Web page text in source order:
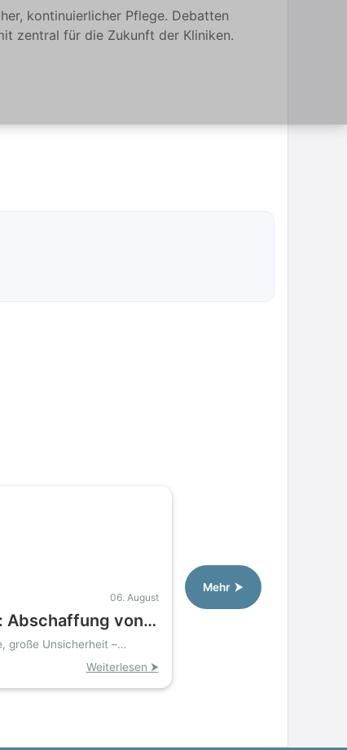
kontinuierlicher Pflege. Debatten
zentral für die Zukunft der Kliniken.
06. August
Abschaffung von
Stellen in
große Unsicherheit –
Weiterlesen ⮞
Mehr ⮞